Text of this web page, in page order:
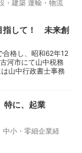
・建築 運輸・物流
指して！ 未来創
格し、昭和62年12
河市にて山中税務
山中行政書士事務
特に、起業
中小・零細企業経